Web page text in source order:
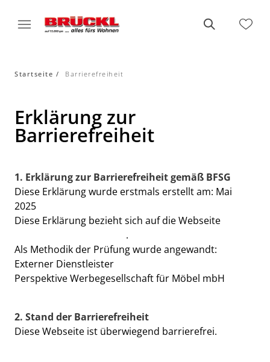
Startseite Barrierefreiheit
Erklärung zur
Barrierefreiheit
1. Erklärung zur Barrierefreiheit gemäß BFSG
Diese Erklärung wurde erstmals erstellt am: Mai
2025
Diese Erklärung bezieht sich auf die Webseite
.
Als Methodik der Prüfung wurde angewandt:
Externer Dienstleister
Perspektive Werbegesellschaft für Möbel mbH
2. Stand der Barrierefreiheit
Diese Webseite ist überwiegend barrierefrei.